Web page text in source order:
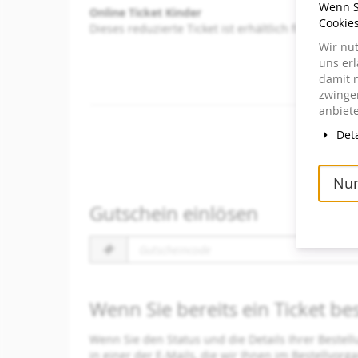
Online Ticket Kinder
Dieses reduzierte Ticket ist erhältlich für Kinder
Gutschein einlösen
Gutscheincode
Wenn Sie bereits ein Ticket
Wenn Sie den Status und die Details Ihrer
Wenn
Wir
uns
damit